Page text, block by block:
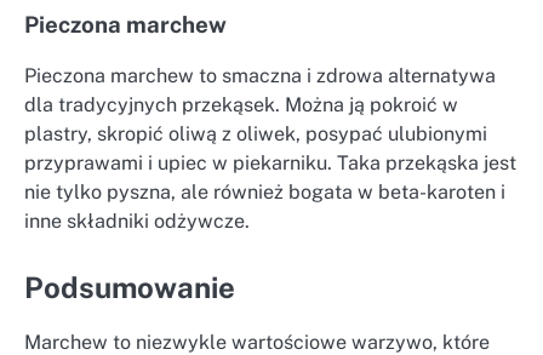
Pieczona marchew
Pieczona marchew to smaczna i zdrowa alternatywa
dla tradycyjnych przekąsek. Można ją pokroić w
plastry, skropić oliwą z oliwek, posypać ulubionymi
przyprawami i upiec w piekarniku. Taka przekąska jest
nie tylko pyszna, ale również bogata w beta-karoten i
inne składniki odżywcze.
Podsumowanie
Marchew to niezwykle wartościowe warzywo, które